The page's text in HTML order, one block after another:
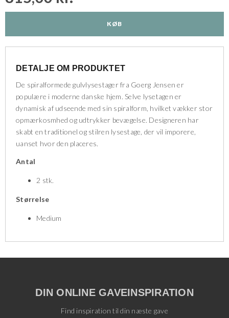
KØB
DETALJE OM PRODUKTET
De spiralformede gulvlysestager fra Goerg Jensen er
populære i moderne danske hjem. Selve lysetagen er
dynamisk af udseende med sin spiralform, hvilket vækker stor
opmærkosmhed og udtrykker bevægelse. Designeren har
skabt en traditionel og stilren lysestage, der vil imporere,
uanset hvor den placeres.
Antal
2 stk.
Størrelse
Medium
DIN ONLINE GAVEINSPIRATION
Find inspiration til din næste gave